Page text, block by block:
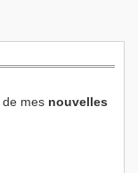
de mes nouvelles